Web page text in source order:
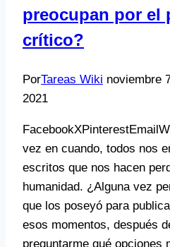
preocupan por el
crítico?
PorTareas Wiki noviembre
2021
vez en cuando, todos nos
escritos que nos hacen
humanidad. ¿Alguna vez
que los poseyó para
esos momentos, después
preguntarme qué opciones